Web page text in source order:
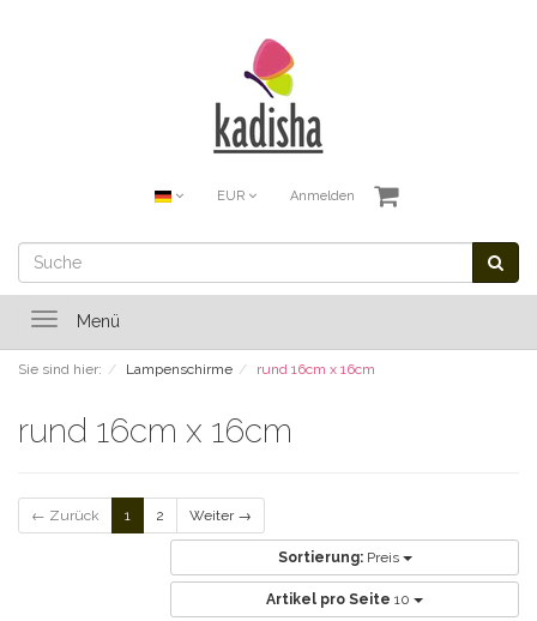
EUR Anmelden
ToggleMenü
Sie sind hier: Lampenschirme rund 16cm x 16cm
rund 16cm x 16cm
← Zurück 1 2 Weiter →
Sortierung: Preis
Artikel pro Seite 10